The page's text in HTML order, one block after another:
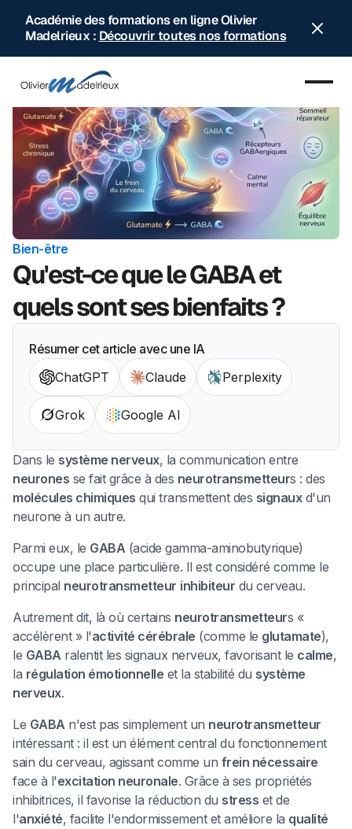
Académie des formations en ligne Olivier
Madelrieux : Découvrir toutes nos formations
Bien-être
Qu'est-ce que le GABA et
quels sont ses bienfaits ?
Résumer cet article avec une IA
ChatGPT
Claude Perplexity
Grok Google AI
Dans le système nerveux, la communication entre
neurones se fait grâce à des neurotransmetteurs : des
molécules chimiques qui transmettent des signauxd'un
neurone à un autre.
Parmi eux, le GABA(acide gamma-aminobutyrique)
occupe une place particulière. Il est considéré comme le
principal neurotransmetteur inhibiteur du cerveau.
Autrement dit, là où certains neurotransmetteurs «
accélèrent » l'activité cérébrale (comme le glutamate),
le GABAralentit les signaux nerveux, favorisant le calme,
la régulation émotionnelle et la stabilité du système
nerveux.
Le GABAn'est pas simplement un neurotransmetteur
intéressant : il est un élément central du fonctionnement
sain du cerveau, agissant comme un frein nécessaire
face à l'excitation neuronale. Grâce à ses propriétés
inhibitrices, il favorise la réduction du stress et de
l'anxiété, facilite l'endormissement et améliore la qualité